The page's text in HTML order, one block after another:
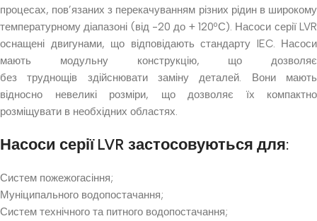
процесах, пов’язаних з перекачуванням різних рідин в широкому
температурному діапазоні (від -20 до + 120ºС). Насоси серії LVR
оснащені двигунами, що відповідають стандарту IEC. Насоси
мають модульну конструкцію, що дозволяє
без труднощів здійснювати заміну деталей. Вони мають
відносно невеликі розміри, що дозволяє їх компактно
розміщувати в необхідних областях.
Насоси серії LVR застосовуються для:
Систем пожежогасіння;
Муніципального водопостачання;
Систем технічного та питного водопостачання;